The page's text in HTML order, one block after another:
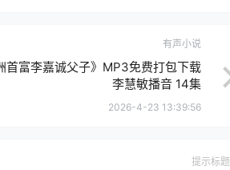
有声小说
首富李嘉诚父子》MP3免费打包下载
李慧敏播音 14集
2026-4-23 13:39:56
提示标题